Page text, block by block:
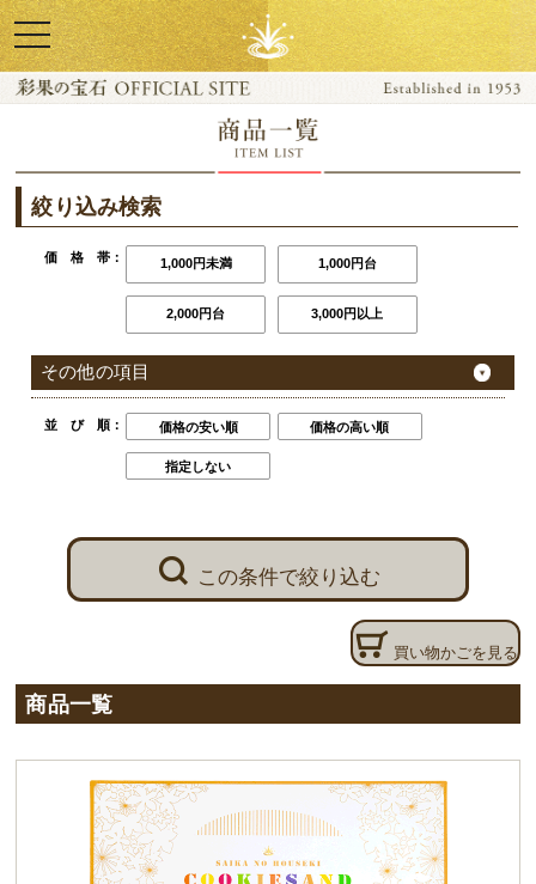
toggle
navigation
彩果の宝石 TOP 商品ラインナップ
絞り込み検索
価 格 帯： 1,000円未満 1,000円台
2,000円台 3,000円以上
その他の項目
並 び 順： 価格の安い順 価格の高い順
指定しない
この条件で絞り込む
買い物かごを見る
商品一覧